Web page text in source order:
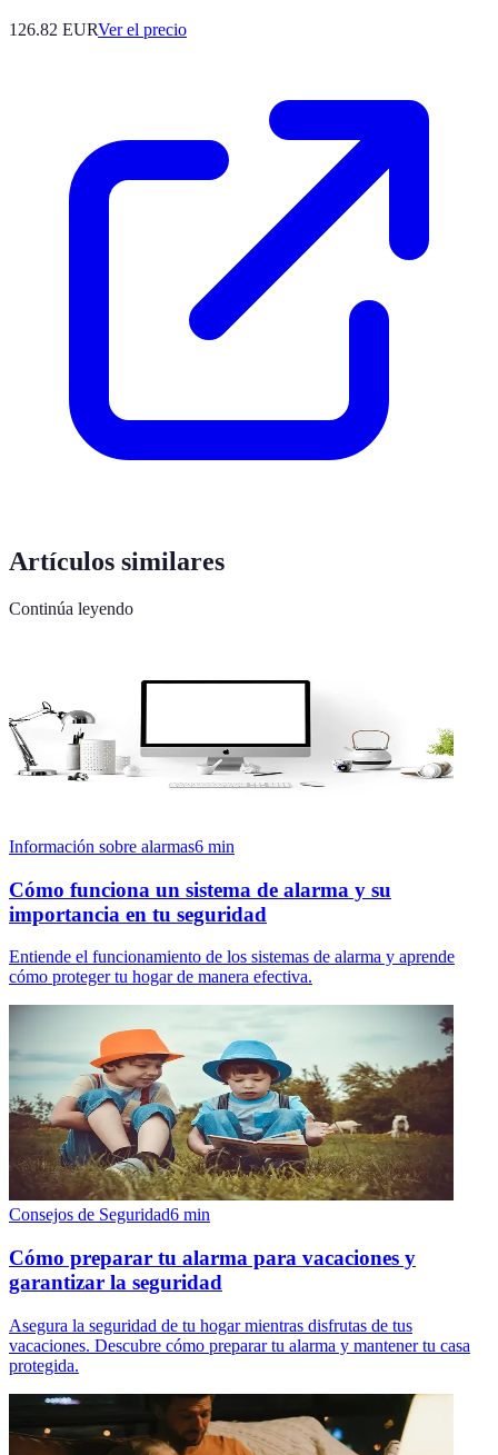
126.82 EURVer el precio
Artículos similares
Continúa leyendo
Información sobre alarmas6 min
Cómo funciona un sistema de alarma y su
importancia en tu seguridad
Entiende el funcionamiento de los sistemas de alarma y aprende
cómo proteger tu hogar de manera efectiva.
Consejos de Seguridad6 min
Cómo preparar tu alarma para vacaciones y
garantizar la seguridad
Asegura la seguridad de tu hogar mientras disfrutas de tus
vacaciones. Descubre cómo preparar tu alarma y mantener tu casa
protegida.